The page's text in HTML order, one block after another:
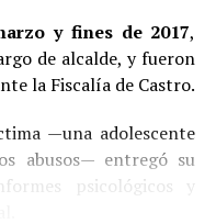
y fines de 2017,
de alcalde, y fueron
la Fiscalía de Castro.
—una adolescente
abusos— entregó su
psicológicos y